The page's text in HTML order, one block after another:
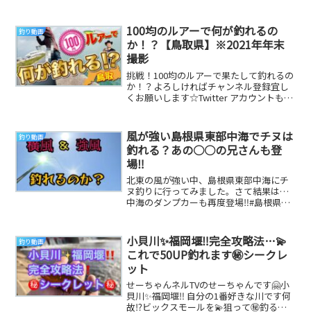
釣り動画
100均のルアーで何が釣れるの
か！？【鳥取県】※2021年年末
撮影
挑戦！100均のルアーで果たして釣れるの
か！？よろしければチャンネル登録宜し
くお願いします☆Twitter アカウントもぜ
釣り動画
風が強い島根県東部中海でチヌは
釣れる？あの○○の兄さんも登
場‼️
北東の風が強い中、島根県東部中海にチ
ヌ釣りに行ってみました。さて結果は…
中海のダンプカーも再度登場‼️#島根県東
釣り動画
小貝川✨福岡堰‼️完全攻略法…💫
これで50UP釣れます㊙️シークレ
ット
せーちゃんネルTVのせーちゃんです🤗小
貝川✨福岡堰‼️ 自分の1番好きな川です何
故⁉️ビックスモールを💫狙って㊙️釣る事